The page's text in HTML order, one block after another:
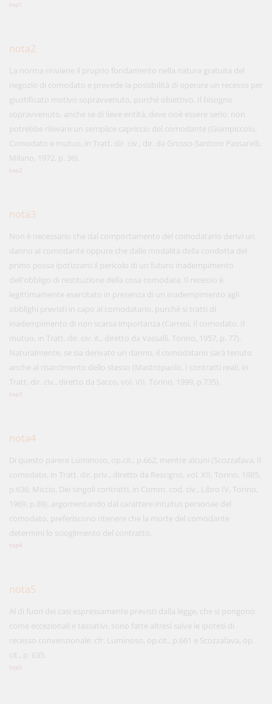
top1
nota2
La norma rinviene il proprio fondamento nella natura gratuita del
negozio di comodato e prevede la possibilità di operare un recesso per
giustificato motivo sopravvenuto, purché obiettivo. Il bisogno
sopravvenuto, anche se di lieve entità, deve cioè essere serio: non
potrebbe rilevare un semplice capriccio del comodante (Giampiccolo,
Comodato e mutuo, in Tratt. dir. civ., dir. da Grosso-Santoro Passarelli,
Milano, 1972, p. 36).
top2
nota3
Non è necessario che dal comportamento del comodatario derivi un
danno al comodante oppure che dalle modalità della condotta del
primo possa ipotizzarsi il pericolo di un futuro inadempimento
dell'obbligo di restituzione della cosa comodata. Il recesso è
legittimamente esercitato in presenza di un inadempimento agli
obblighi previsti in capo al comodatario, purché si tratti di
inadempimento di non scarsa importanza (Carresi, Il comodato. Il
mutuo, in Tratt. dir. civ. it., diretto da Vassalli, Torino, 1957, p. 77).
Naturalmente, se sia derivato un danno, il comodatario sarà tenuto
anche al risarcimento dello stesso (Mastropaolo, I contratti reali, in
Tratt. dir. civ., diretto da Sacco, vol. VII, Torino, 1999, p.735).
top3
nota4
Di questo parere Luminoso, op.cit., p.662, mentre alcuni (Scozzafava, Il
comodato, in Tratt. dir. priv., diretto da Rescigno, vol. XII, Torino, 1985,
p.636; Miccio, Dei singoli contratti, in Comm. cod. civ., Libro IV, Torino,
1969, p.89), argomentando dal carattere intuitus personae del
comodato, preferiscono ritenere che la morte del comodante
determini lo scioglimento del contratto.
top4
nota5
Al di fuori dei casi espressamente previsti dalla legge, che si pongono
come eccezionali e tassativi, sono fatte altresì salve le ipotesi di
recesso convenzionale: cfr. Luminoso, op.cit., p.661 e Scozzafava, op.
cit., p. 635.
top5